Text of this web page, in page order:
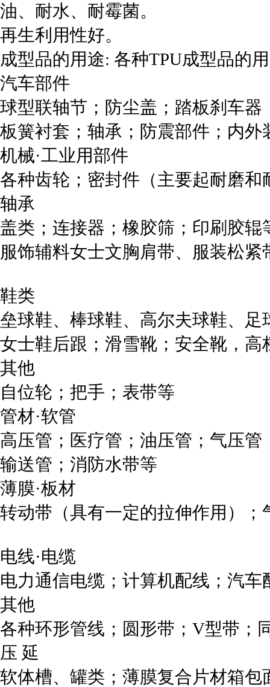
油、耐水、耐霉菌。
再生利用性好。
成型品的用途: 各种TPU成型品的
汽车部件
球型联轴节；防尘盖；踏板刹车器
板簧衬套；轴承；防震部件；内外
机械·工业用部件
各种齿轮；密封件（主要起耐磨
轴承
盖类；连接器；橡胶筛；印刷胶辊
服饰辅料女士文胸肩带、服装松紧
鞋类
垒球鞋、棒球鞋、高尔夫球鞋、足
女士鞋后跟；滑雪靴；安全靴，高
其他
自位轮；把手；表带等
管材·软管
高压管；医疗管；油压管；气压管
输送管；消防水带等
薄膜·板材
转动带（具有一定的拉伸作用）
电线·电缆
电力通信电缆；计算机配线；汽车
其他
各种环形管线；圆形带；V型带；
压 延
软体槽、罐类；薄膜复合片材箱包